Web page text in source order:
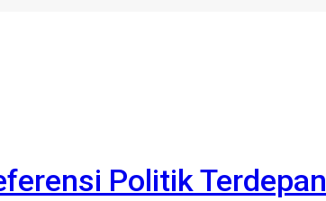
Politik Terdepan